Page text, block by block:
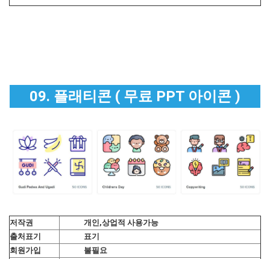
09. 플래티콘 ( 무료 PPT 아이콘 )
저작권
개인,상업적 사용가능
출처표기
표기
회원가입
불필요